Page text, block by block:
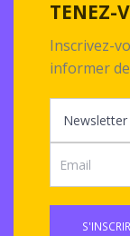
TENEZ-
Inscrivez-
informer